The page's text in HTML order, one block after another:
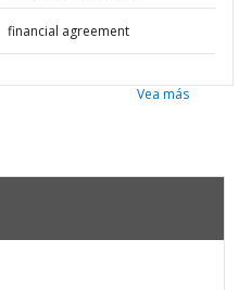
financial agreement
Vea más